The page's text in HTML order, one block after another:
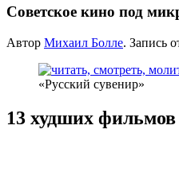
Советское кино под
Автор Михаил Болле. Запись
«Русский сувенир»
13 худших